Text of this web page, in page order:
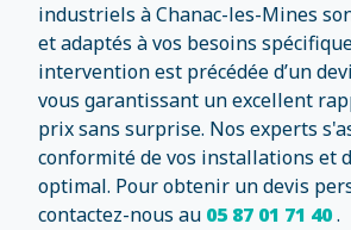
industriels à Chanac-les-Mines
et adaptés à vos besoins
intervention est précédée d’un
vous garantissant un excellent
prix sans surprise. Nos experts
conformité de vos installations et
optimal. Pour obtenir un devis
contactez-nous au 05 87 01 71 40.